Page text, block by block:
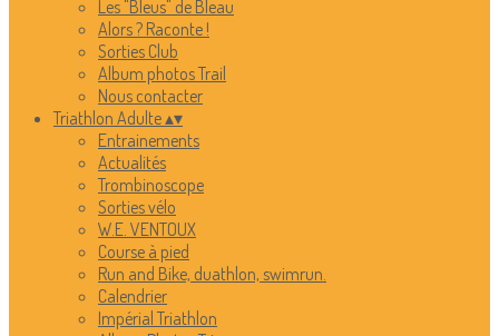
Les "Bleus" de Bleau
Alors ? Raconte !
Sorties Club
Album photos Trail
Nous contacter
Triathlon Adulte▴▾
Entrainements
Actualités
Trombinoscope
Sorties vélo
W.E. VENTOUX
Course à pied
Run and Bike, duathlon, swimrun.
Calendrier
Impérial Triathlon